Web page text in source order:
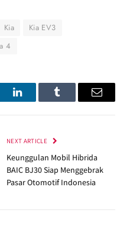
Kia
Kia EV3
4
LinkedInTumblr Email
NEXT ARTICLE
Keunggulan Mobil Hibrida
BAIC BJ30 Siap Menggebrak
Pasar Otomotif Indonesia